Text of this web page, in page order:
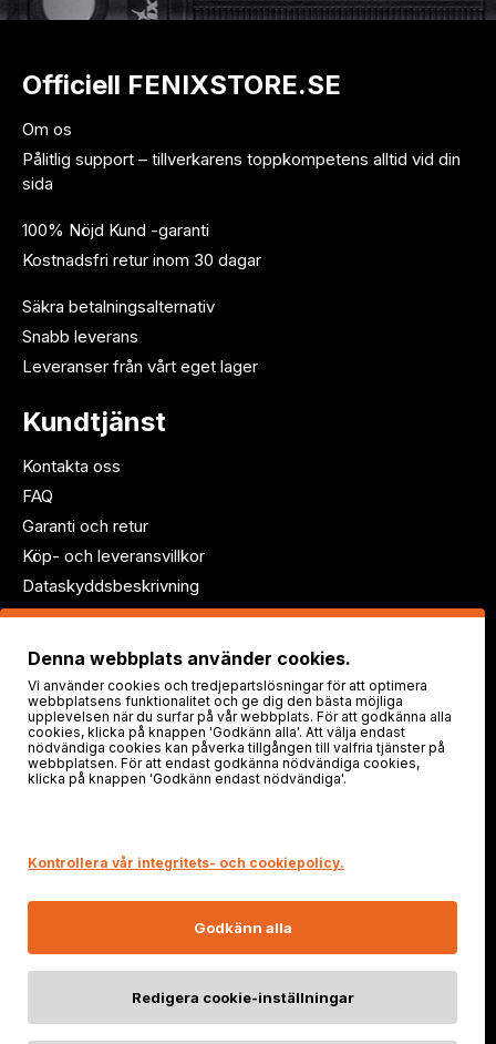
Officiell FENIXSTORE.SE
Om os
Pålitlig support – tillverkarens toppkompetens alltid vid din
sida
100% Nöjd Kund -garanti
Kostnadsfri retur inom 30 dagar
Säkra betalningsalternativ
Snabb leverans
Leveranser från vårt eget lager
Kundtjänst
Kontakta oss
FAQ
Garanti och retur
Köp- och leveransvillkor
Dataskyddsbeskrivning
Följ oss!
Denna webbplats använder cookies.
Vi använder cookies och tredjepartslösningar för att optimera
webbplatsens funktionalitet och ge dig den bästa möjliga
upplevelsen när du surfar på vår webbplats. För att godkänna alla
cookies, klicka på knappen 'Godkänn alla'. Att välja endast
nödvändiga cookies kan påverka tillgången till valfria tjänster på
webbplatsen. För att endast godkänna nödvändiga cookies,
klicka på knappen 'Godkänn endast nödvändiga'.
Kontrollera vår integritets- och cookiepolicy.
Godkänn alla
Redigera cookie-inställningar